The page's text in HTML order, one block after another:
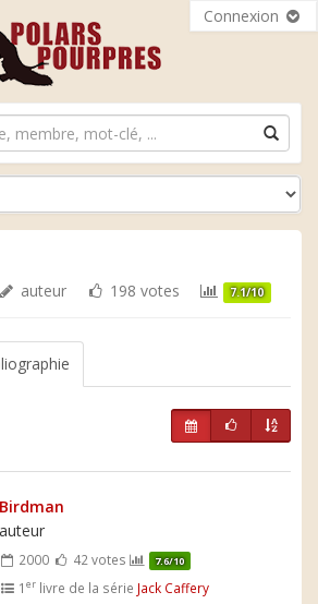
Connexion
auteur 198 votes 7.1/10
Birdman
auteur
2000 42 votes 7.6/10
1er livre de la série Jack Caffery